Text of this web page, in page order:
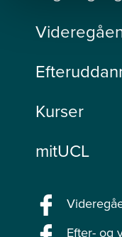
Kurser
mitUCL
Efter- og